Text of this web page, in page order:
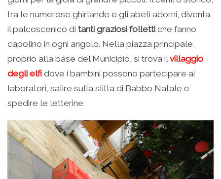
tra le numerose ghirlande e gli abeti adorni, diventa
il palcoscenico di tanti graziosi folletti che fanno
capolino in ogni angolo. Nella piazza principale,
proprio alla base del Municipio, si trova il villaggio
degli elfi dove i bambini possono partecipare ai
laboratori, salire sulla slitta di Babbo Natale e
spedire le letterine.